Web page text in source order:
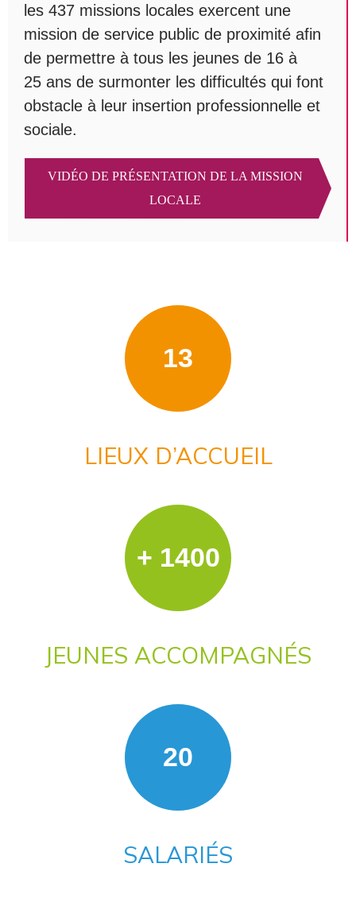
les 437 missions locales exercent une
mission de service public de proximité afin
de permettre à tous les jeunes de 16 à
25 ans de surmonter les difficultés qui font
obstacle à leur insertion professionnelle et
sociale.
VIDÉO DE PRÉSENTATION DE LA MISSION
LOCALE
13
LIEUX D’ACCUEIL
+ 1400
JEUNES ACCOMPAGNÉS
20
SALARIÉS